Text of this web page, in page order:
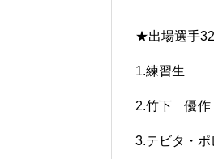
★出場選手
1.練習生
2.竹下 優作
3.テビタ・ポ